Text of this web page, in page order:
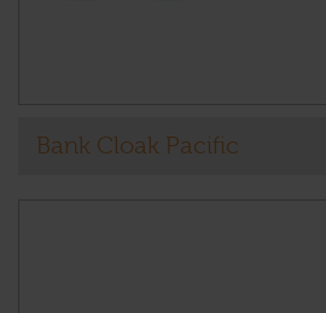
Bank Cloak Pacific